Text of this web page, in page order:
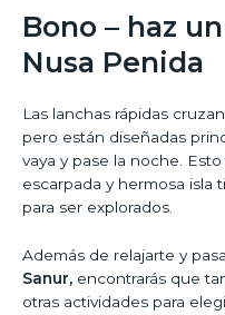
Bono – haz
Nusa Penida
Las lanchas rápidas
pero están diseñadas
vaya y pase la noche.
escarpada y hermosa isla
para ser explorados.
Además de relajarte y
Sanur, encontrarás que
otras actividades para